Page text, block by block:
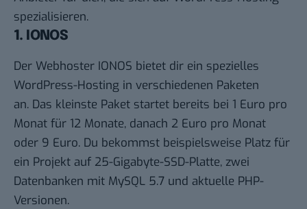
spezialisieren.
1. IONOS
Der Webhoster IONOS bietet dir ein spezielles
WordPress-Hosting in verschiedenen Paketen
an. Das kleinste Paket startet bereits bei 1 Euro pro
Monat für 12 Monate, danach 2 Euro pro Monat
oder 9 Euro. Du bekommst beispielsweise Platz für
ein Projekt auf 25-Gigabyte-SSD-Platte, zwei
Datenbanken mit MySQL 5.7 und aktuelle PHP-
Versionen.